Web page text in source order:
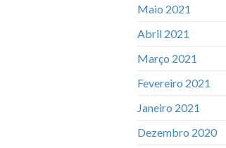
Maio 2021
Abril 2021
Março 2021
Fevereiro 2021
Janeiro 2021
Dezembro 2020